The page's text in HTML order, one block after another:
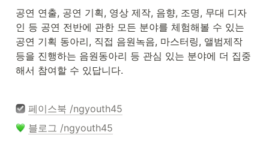
공연 연출, 공연 기획, 영상 제작, 음향, 조명, 무대 디자
인 등 공연 전반에 관한 모든 분야를 체험해볼 수 있는
공연 기획 동아리, 직접 음원녹음, 마스터링, 앨범제작
등을 진행하는 음원동아리 등 관심 있는 분야에 더 집중
해서 참여할 수 있답니다.
페이스북 /ngyouth45
블로그 /ngyouth45